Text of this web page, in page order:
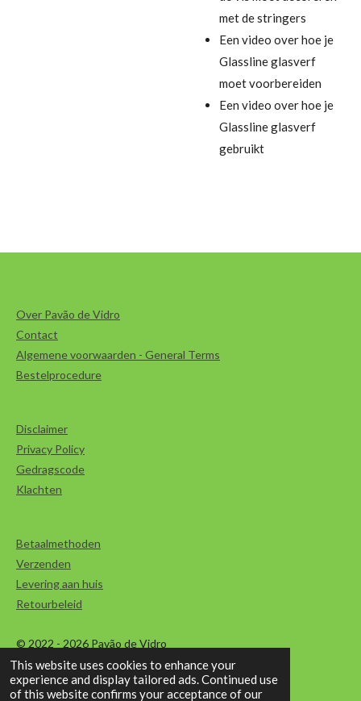
This website uses cookies to enhance your
experience and display tailored ads. Continued use
of this website confirms your acceptance of our
met de stringers
Een video over hoe je
Glassline glasverf
moet voorbereiden
Een video over hoe je
Glassline glasverf
gebruikt
Over Pavão de Vidro
Contact
Algemene voorwaarden - General Terms
Bestelprocedure
Disclaimer
Privacy Policy
Gedragscode
Klachten
Betaalmethoden
Verzenden
Levering aan huis
Retourbeleid
© 2022 - 2026 Pavão de Vidro
Powered byJouwWeb